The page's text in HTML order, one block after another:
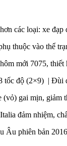
các loại: xe
thuộc vào thể
mới 7075,
tốc độ (2×9) | Đùi
gai mịn, giảm
đảm nhiệm,
Âu phiên bản 2016